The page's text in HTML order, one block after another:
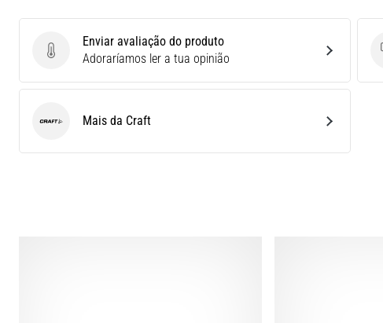
Enviar avaliação do produto
Enviar avaliação do produto
Adoraríamos ler a tua opinião
Craft Mais da Craft